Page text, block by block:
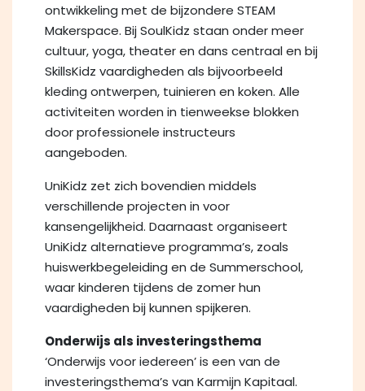
ontwikkeling met de bijzondere STEAM
Makerspace. Bij SoulKidz staan onder meer
cultuur, yoga, theater en dans centraal en bij
SkillsKidz vaardigheden als bijvoorbeeld
kleding ontwerpen, tuinieren en koken. Alle
activiteiten worden in tienweekse blokken
door professionele instructeurs
aangeboden.
UniKidz zet zich bovendien middels
verschillende projecten in voor
kansengelijkheid. Daarnaast organiseert
UniKidz alternatieve programma’s, zoals
huiswerkbegeleiding en de Summerschool,
waar kinderen tijdens de zomer hun
vaardigheden bij kunnen spijkeren.
Onderwijs als investeringsthema
‘Onderwijs voor iedereen’ is een van de
investeringsthema’s van Karmijn Kapitaal.